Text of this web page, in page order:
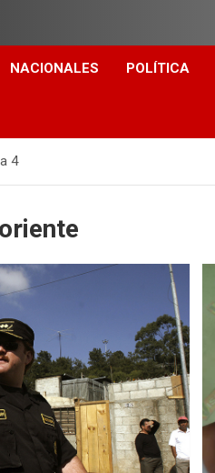
NACIONALES POLÍTICA
4